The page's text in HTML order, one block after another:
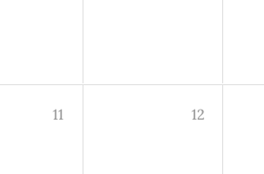
11 12